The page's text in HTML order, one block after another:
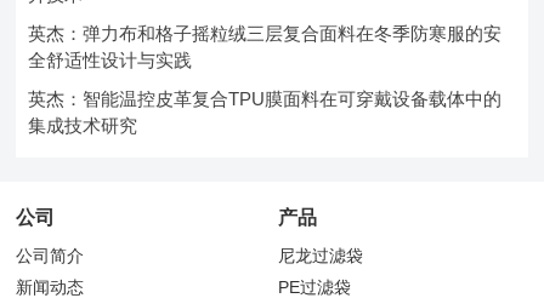
英杰：弹力布和格子摇粒绒三层复合面料在冬季防寒服的安
全舒适性设计与实践
英杰：智能温控皮革复合TPU膜面料在可穿戴设备载体中的
集成技术研究
公司
公司简介
新闻动态
产品
尼龙过滤袋
PE过滤袋